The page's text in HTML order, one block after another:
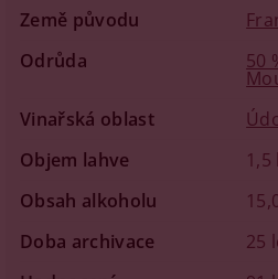
Země původu
Odrůda
50
Vinařská oblast
Objem lahve
1,5 l
Obsah alkoholu
Doba archivace
25